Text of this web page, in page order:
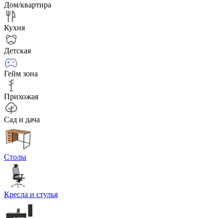
Дом/квартира
Кухня
Детская
Гейм зона
Прихожая
Сад и дача
Столы
Кресла и стулья